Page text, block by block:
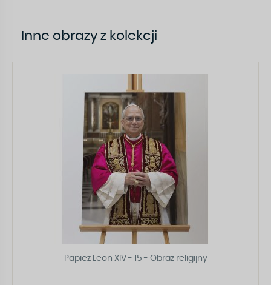
Inne obrazy z kolekcji
Papież Leon XIV - 15 - Obraz religijny